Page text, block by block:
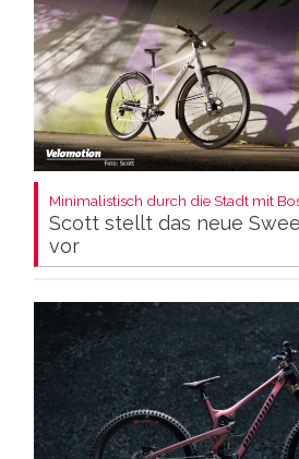
Minimalistisch durch die Stadt mit
Scott stellt das neue
vor